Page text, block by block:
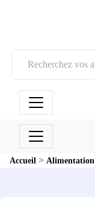
Accueil > Alimentation